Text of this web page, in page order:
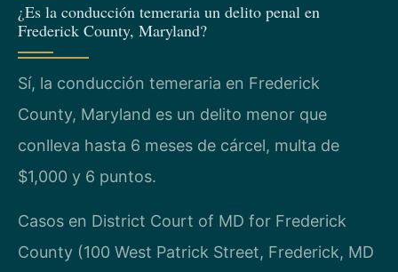
¿Es la conducción temeraria un delito penal en
Frederick County, Maryland?
Sí, la conducción temeraria en Frederick
County, Maryland es un delito menor que
conlleva hasta 6 meses de cárcel, multa de
$1,000 y 6 puntos.
Casos en District Court of MD for Frederick
County (100 West Patrick Street, Frederick, MD